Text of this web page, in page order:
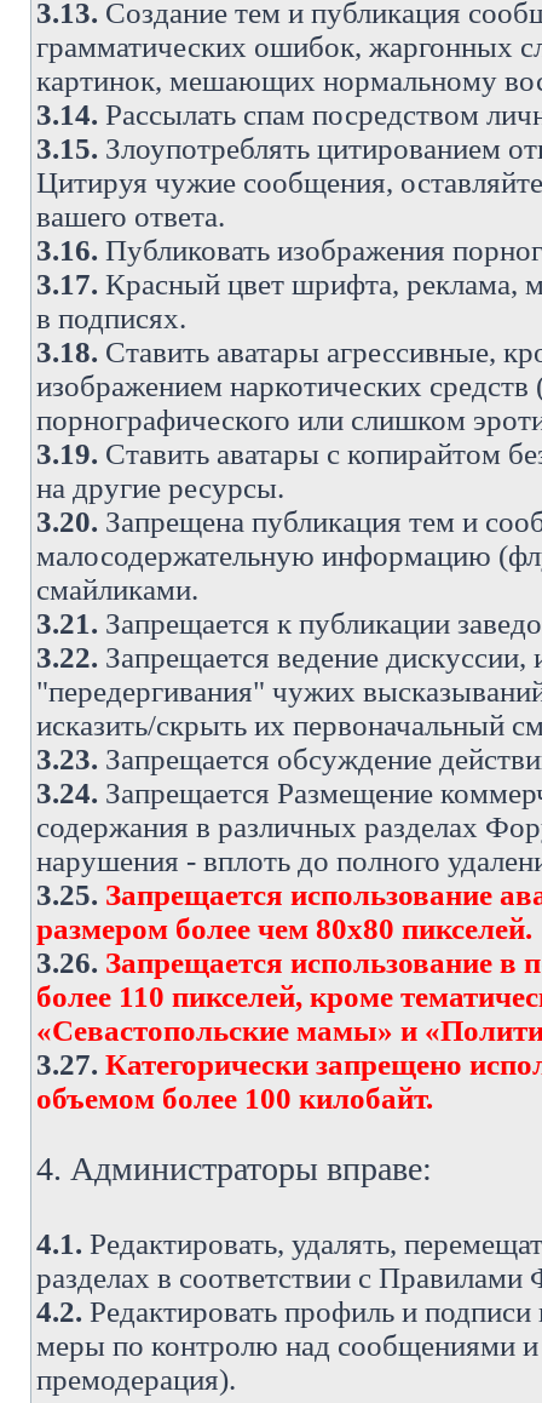
3.13. Создание тем и публикация
грамматических ошибок, жаргонных
картинок, мешающих нормальному
3.14. Рассылать спам посредством
3.15. Злоупотреблять цитированием
Цитируя чужие сообщения,
вашего ответа.
3.16. Публиковать изображения
3.17. Красный цвет шрифта, реклама,
в подписях.
3.18. Ставить аватары агрессивные,
изображением наркотических
порнографического или слишком
3.19. Ставить аватары с копирайтом
на другие ресурсы.
3.20. Запрещена публикация тем и
малосодержательную информацию
смайликами.
3.21. Запрещается к публикации
3.22. Запрещается ведение
"передергивания" чужих
исказить/скрыть их первоначальный
3.23. Запрещается обсуждение
3.24. Запрещается Размещение
содержания в различных разделах
нарушения - вплоть до полного
3.25. Запрещается использование
размером более чем 80х80 пикселей.
3.26. Запрещается использование в
более 110 пикселей, кроме
«Севастопольские мамы» и
3.27. Категорически запрещено
объемом более 100 килобайт.
4. Администраторы вправе:
4.1. Редактировать, удалять,
разделах в соответствии с
4.2. Редактировать профиль и
меры по контролю над сообщениями
премодерация).